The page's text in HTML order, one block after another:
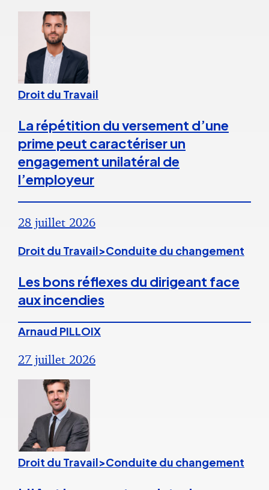
Droit du Travail
La répétition du versement d’une
prime peut caractériser un
engagement unilatéral de
l’employeur
28 juillet 2026
Droit du Travail>Conduite du changement
Les bons réflexes du dirigeant face
aux incendies
Arnaud PILLOIX
27 juillet 2026
Droit du Travail>Conduite du changement